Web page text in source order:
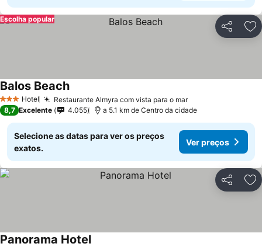
Partilhar
Escolha popular
3 EstrelasHotel Restaurante Almyra com vista para o mar
Balos Beach
8,7 Excelente 4.055 a 5.1 km de Centro da cidade
Selecione as datas para ver os preços
exatos.
Ver preços
Partilhar
Panorama Hotel